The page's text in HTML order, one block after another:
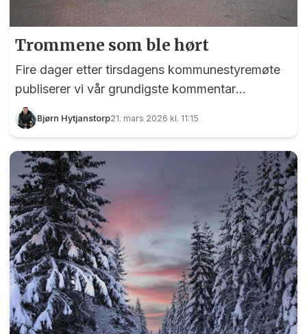
Trommene som ble hørt
Fire dager etter tirsdagens kommunestyremøte
publiserer vi vår grundigste kommentar
noensinne - for det fortjener saken...
Bjørn Hytjanstorp21. mars 2026 kl. 11:15